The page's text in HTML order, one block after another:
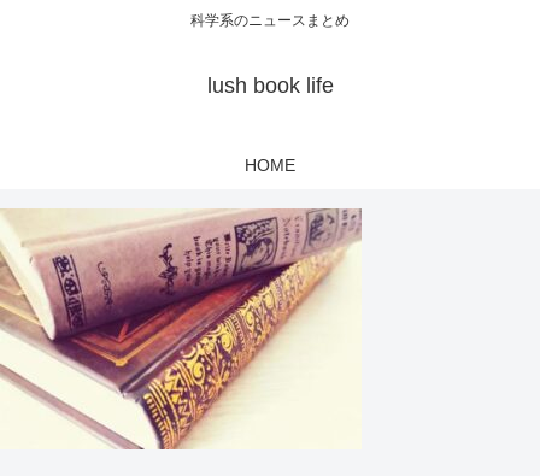
科学系のニュースまとめ
lush book life
HOME